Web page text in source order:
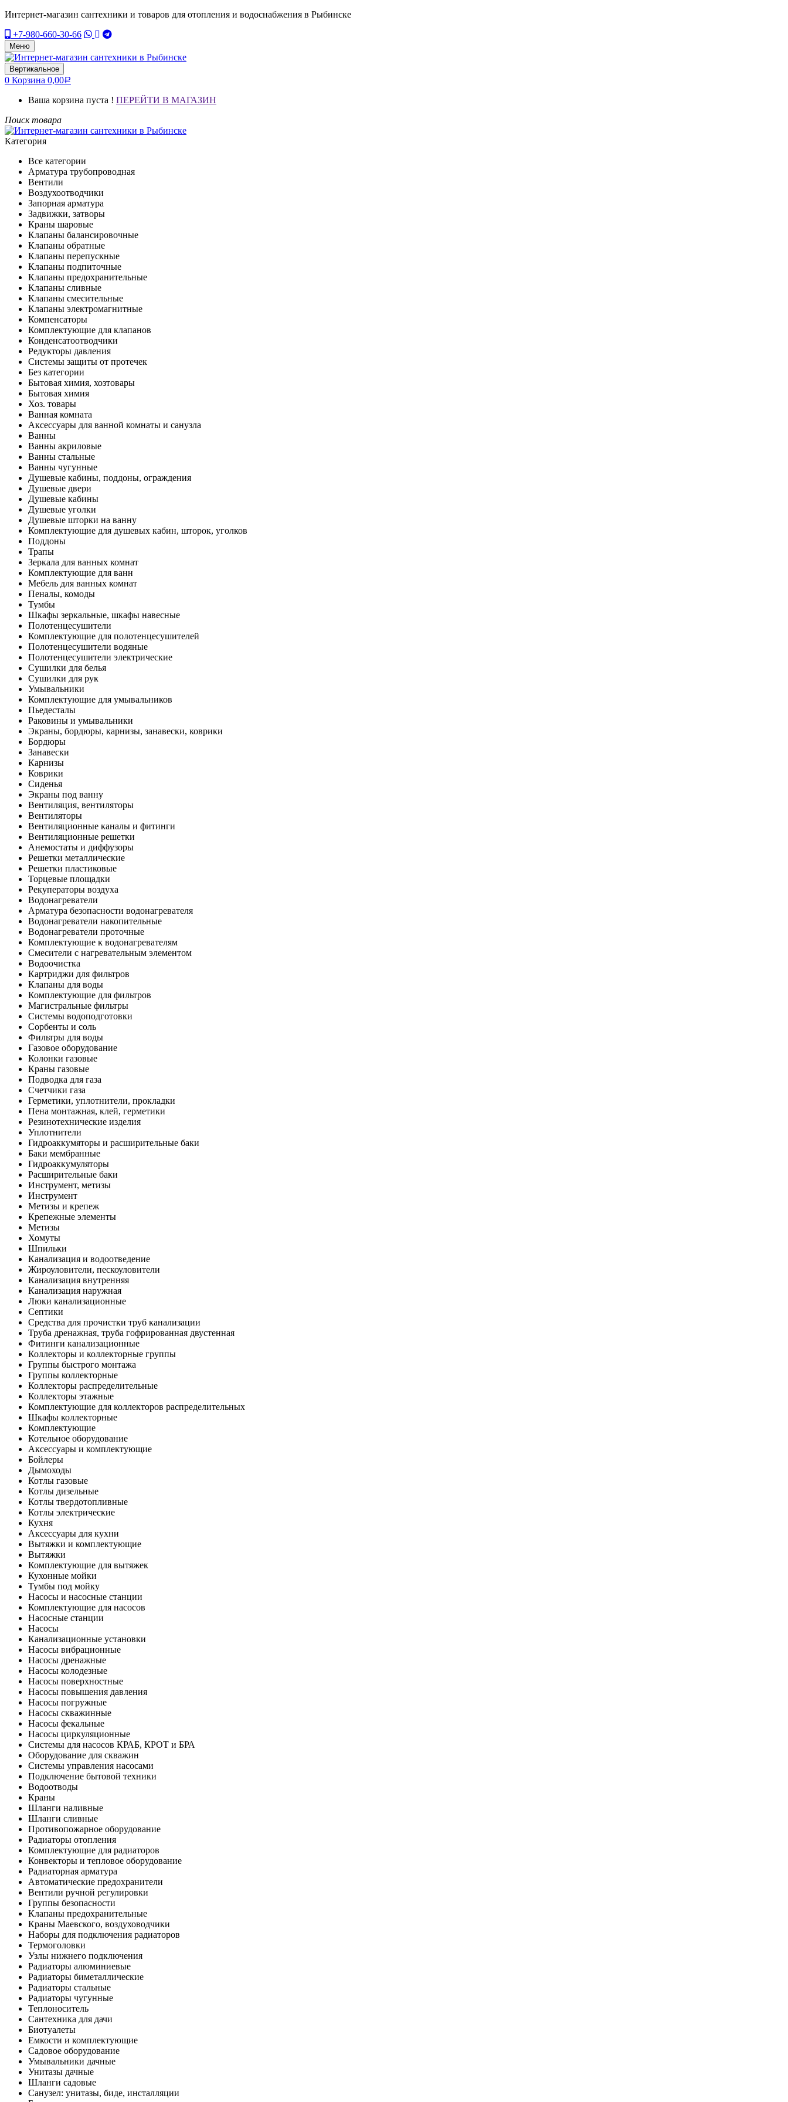
Интернет-магазин сантехники и товаров для отопления и водоснабжения в Рыбинске
+7-980-660-30-66
Меню
Вертикальное
0 Корзина 0,00Р
Ваша корзина пуста ! ПЕРЕЙТИ В МАГАЗИН
Поиск товара
Категория
Все категории
Арматура трубопроводная
Вентили
Воздухоотводчики
Запорная арматура
Задвижки, затворы
Краны шаровые
Клапаны балансировочные
Клапаны обратные
Клапаны перепускные
Клапаны подпиточные
Клапаны предохранительные
Клапаны сливные
Клапаны смесительные
Клапаны электромагнитные
Компенсаторы
Комплектующие для клапанов
Конденсатоотводчики
Редукторы давления
Системы защиты от протечек
Без категории
Бытовая химия, хозтовары
Бытовая химия
Хоз. товары
Ванная комната
Аксессуары для ванной комнаты и санузла
Ванны
Ванны акриловые
Ванны стальные
Ванны чугунные
Душевые кабины, поддоны, ограждения
Душевые двери
Душевые кабины
Душевые уголки
Душевые шторки на ванну
Комплектующие для душевых кабин, шторок, уголков
Поддоны
Трапы
Зеркала для ванных комнат
Комплектующие для ванн
Мебель для ванных комнат
Пеналы, комоды
Тумбы
Шкафы зеркальные, шкафы навесные
Полотенцесушители
Комплектующие для полотенцесушителей
Полотенцесушители водяные
Полотенцесушители электрические
Сушилки для белья
Сушилки для рук
Умывальники
Комплектующие для умывальников
Пьедесталы
Раковины и умывальники
Экраны, бордюры, карнизы, занавески, коврики
Бордюры
Занавески
Карнизы
Коврики
Сиденья
Экраны под ванну
Вентиляция, вентиляторы
Вентиляторы
Вентиляционные каналы и фитинги
Вентиляционные решетки
Анемостаты и диффузоры
Решетки металлические
Решетки пластиковые
Торцевые площадки
Рекуператоры воздуха
Водонагреватели
Арматура безопасности водонагревателя
Водонагреватели накопительные
Водонагреватели проточные
Комплектующие к водонагревателям
Смесители с нагревательным элементом
Водоочистка
Картриджи для фильтров
Клапаны для воды
Комплектующие для фильтров
Магистральные фильтры
Системы водоподготовки
Сорбенты и соль
Фильтры для воды
Газовое оборудование
Колонки газовые
Краны газовые
Подводка для газа
Счетчики газа
Герметики, уплотнители, прокладки
Пена монтажная, клей, герметики
Резинотехнические изделия
Уплотнители
Гидроаккумяторы и расширительные баки
Баки мембранные
Гидроаккумуляторы
Расширительные баки
Инструмент, метизы
Инструмент
Метизы и крепеж
Крепежные элементы
Метизы
Хомуты
Шпильки
Канализация и водоотведение
Жироуловители, пескоуловители
Канализация внутренняя
Канализация наружная
Люки канализационные
Септики
Средства для прочистки труб канализации
Труба дренажная, труба гофрированная двустенная
Фитинги канализационные
Коллекторы и коллекторные группы
Группы быстрого монтажа
Группы коллекторные
Коллекторы распределительные
Коллекторы этажные
Комплектующие для коллекторов распределительных
Шкафы коллекторные
Комплектующие
Котельное оборудование
Аксессуары и комплектующие
Бойлеры
Дымоходы
Котлы газовые
Котлы дизельные
Котлы твердотопливные
Котлы электрические
Кухня
Аксессуары для кухни
Вытяжки и комплектующие
Вытяжки
Комплектующие для вытяжек
Кухонные мойки
Тумбы под мойку
Насосы и насосные станции
Комплектующие для насосов
Насосные станции
Насосы
Канализационные установки
Насосы вибрационные
Насосы дренажные
Насосы колодезные
Насосы поверхностные
Насосы повышения давления
Насосы погружные
Насосы скважинные
Насосы фекальные
Насосы циркуляционные
Системы для насосов КРАБ, КРОТ и БРА
Оборудование для скважин
Системы управления насосами
Подключение бытовой техники
Водоотводы
Краны
Шланги наливные
Шланги сливные
Противопожарное оборудование
Радиаторы отопления
Комплектующие для радиаторов
Конвекторы и тепловое оборудование
Радиаторная арматура
Автоматические предохранители
Вентили ручной регулировки
Группы безопасности
Клапаны предохранительные
Краны Маевского, воздуховодчики
Наборы для подключения радиаторов
Термоголовки
Узлы нижнего подключения
Радиаторы алюминиевые
Радиаторы биметаллические
Радиаторы стальные
Радиаторы чугунные
Теплоноситель
Сантехника для дачи
Биотуалеты
Емкости и комплектующие
Садовое оборудование
Умывальники дачные
Унитазы дачные
Шланги садовые
Санузел: унитазы, биде, инсталляции